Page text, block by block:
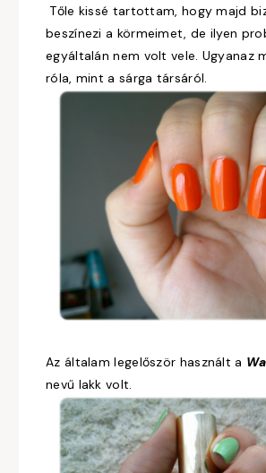
Tőle kissé tartottam, hogy majd
beszínezi a körmeimet, de ilyen
egyáltalán nem volt vele. Ugyanaz
róla, mint a sárga társáról.
Az általam legelőször használt a
nevű lakk volt.